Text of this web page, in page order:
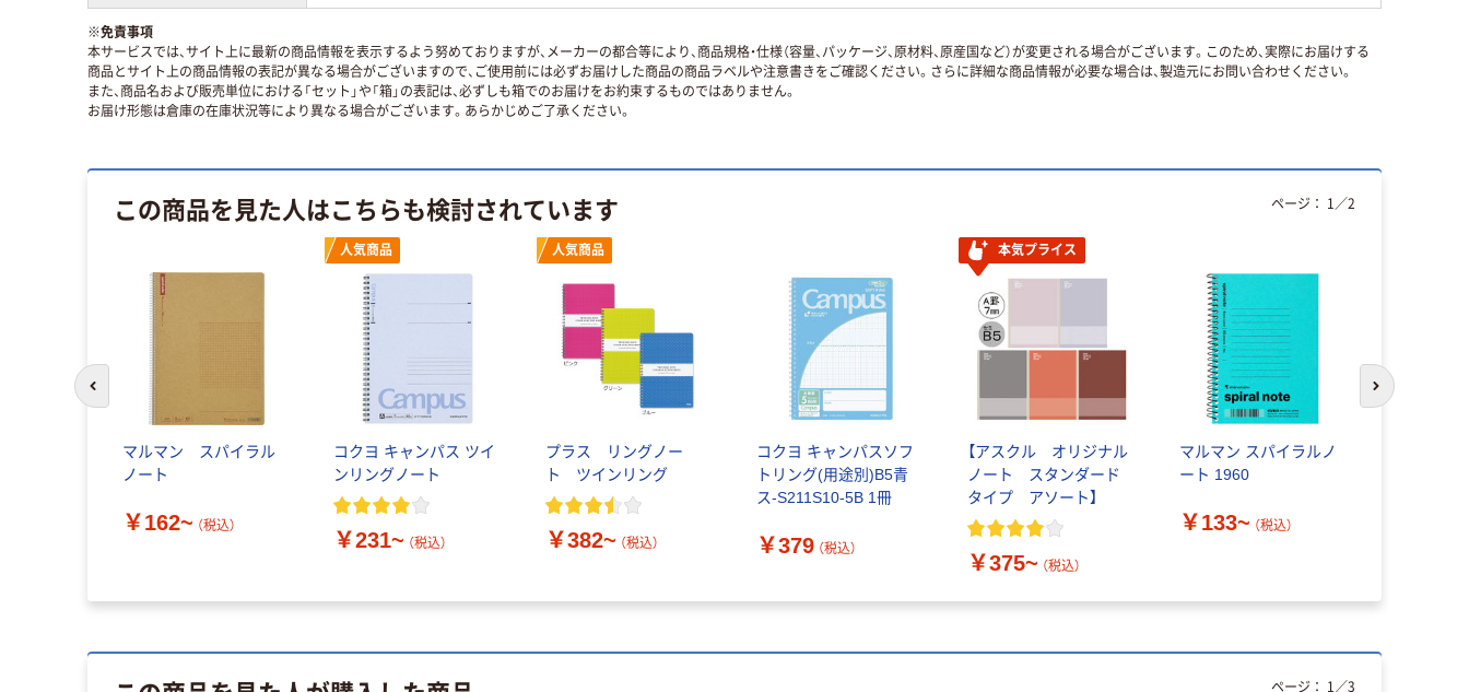
※免責事項
本サービスでは、サイト上に最新の商品情報を表示するよう努めておりますが、メーカーの都合等により、商品規格・仕様（容量、パッケージ、原材料、原産国など）が変更される場合がございます。このため、実際にお届けする
商品とサイト上の商品情報の表記が異なる場合がございますので、ご使用前には必ずお届けした商品の商品ラベルや注意書きをご確認ください。さらに詳細な商品情報が必要な場合は、製造元にお問い合わせください。
また、商品名および販売単位における「セット」や「箱」の表記は、必ずしも箱でのお届けをお約束するものではありません。
お届け形態は倉庫の在庫状況等により異なる場合がございます。あらかじめご了承ください。
この商品を見た人はこちらも検討されています
マルマン スパイラル
ノート
￥162~ （税込）
人気商品
コクヨ キャンパス ツイ
ンリングノート
￥231~ （税込）
人気商品
プラス リングノー
ト ツインリング
￥382~ （税込）
コクヨ キャンパスソフ
トリング(用途別)B5青
ス-S211S10-5B 1冊
￥379 （税込）
本気プライス
【アスクル オリジナル
ノート スタンダード
タイプ アソート】
￥375~ （税込）
マルマン スパイラルノ
ート 1960
￥133~ （税込）
ページ： 1 ／2
前のスライドへ 次のスライド
ページ： 1 ／3